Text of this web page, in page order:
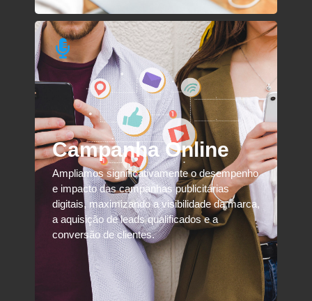
Campanha Online
Ampliamos significativamente o desempenho
e impacto das campanhas publicitárias
digitais, maximizando a visibilidade da marca,
a aquisição de leads qualificados e a
conversão de clientes.